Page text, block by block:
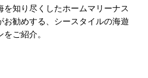
を知り尽くしたホームマリーナス
お勧めする、シースタイルの海遊
ご紹介。